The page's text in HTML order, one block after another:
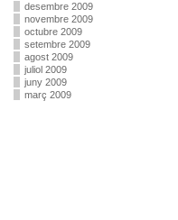
desembre 2009
novembre 2009
octubre 2009
setembre 2009
agost 2009
juliol 2009
juny 2009
març 2009